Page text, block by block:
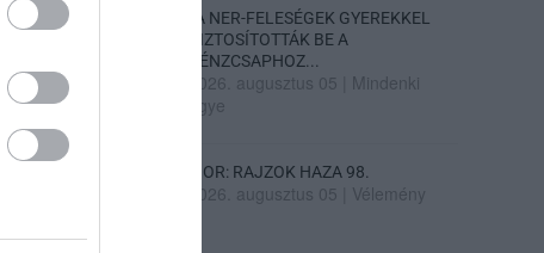
„A NER-FELESÉGEK GYEREKKEL
BIZTOSÍTOTTÁK BE A
PÉNZCSAPHOZ...
2026. augusztus 05
Mindenki
ügye
SIOR: RAJZOK HAZA 98.
2026. augusztus 05 Vélemény